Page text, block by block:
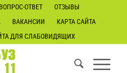
ВОПРОС-ОТВЕТ
ОТЗЫВЫ
ВАКАНСИИ
КАРТА САЙТА
ДЛЯ СЛАБОВИДЯЩИХ